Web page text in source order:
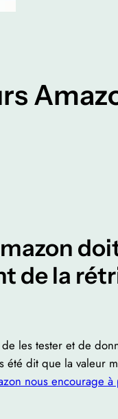
de la
les tester et de
été dit que la valeur
nous encourage